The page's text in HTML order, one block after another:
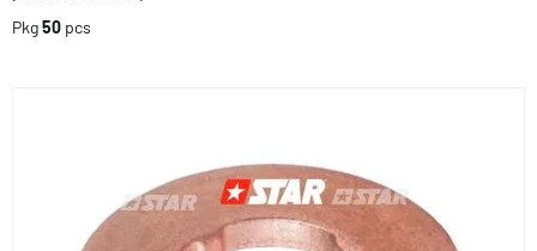
Pkg50 pcs